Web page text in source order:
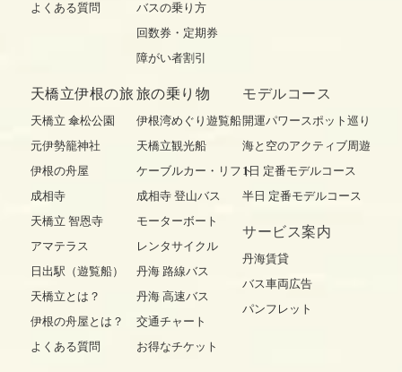
よくある質問
バスの乗り方
回数券・定期券
障がい者割引
天橋立伊根の旅
天橋立 傘松公園
元伊勢籠神社
伊根の舟屋
成相寺
天橋立 智恩寺
アマテラス
日出駅（遊覧船）
天橋立とは？
伊根の舟屋とは？
よくある質問
旅の乗り物
伊根湾めぐり遊覧船
天橋立観光船
ケーブルカー・リフト
成相寺 登山バス
モーターボート
レンタサイクル
丹海 路線バス
丹海 高速バス
交通チャート
お得なチケット
モデルコース
開運パワースポット巡り
海と空のアクティブ周遊
1日 定番モデルコース
半日 定番モデルコース
サービス案内
丹海賃貸
バス車両広告
パンフレット